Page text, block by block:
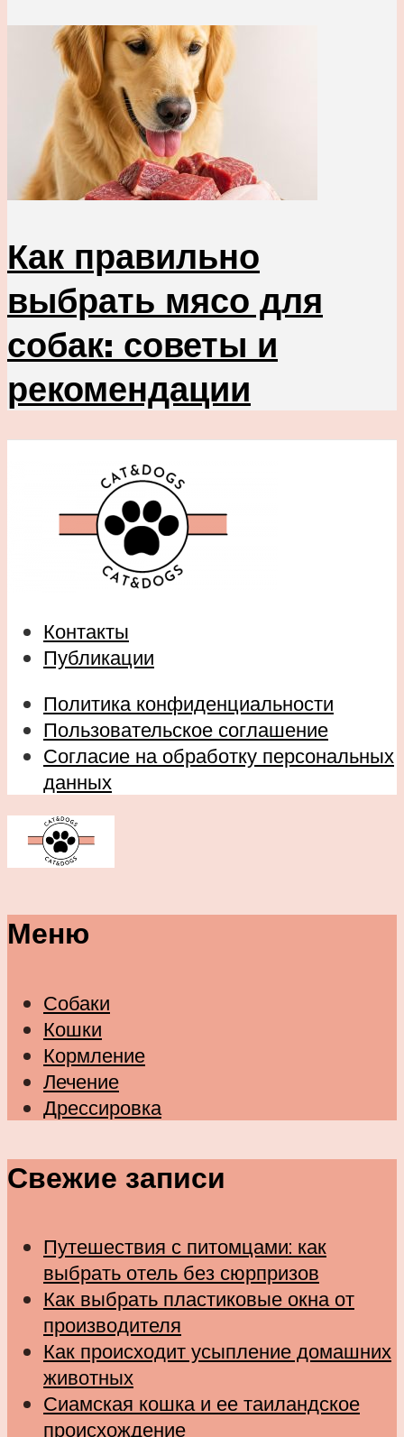
Как правильно
выбрать мясо для
собак: советы и
рекомендации
Контакты
Публикации
Политика конфиденциальности
Пользовательское соглашение
Согласие на обработку персональных
данных
Меню
Собаки
Кошки
Кормление
Лечение
Дрессировка
Свежие записи
Путешествия с питомцами: как
выбрать отель без сюрпризов
Как выбрать пластиковые окна от
производителя
Как происходит усыпление домашних
животных
Сиамская кошка и ее таиландское
происхождение